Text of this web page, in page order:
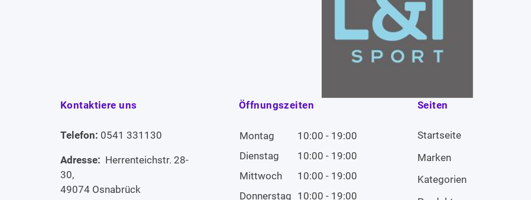
Kontaktiere uns
Telefon: 0541 331130
Adresse: Herrenteichstr. 28-
30,
49074 Osnabrück
Öffnungszeiten
Montag
10:00 - 19:00
Dienstag
10:00 - 19:00
Mittwoch
10:00 - 19:00
Donnerstag 10:00 - 19:00
Seiten
Startseite
Marken
Kategorien